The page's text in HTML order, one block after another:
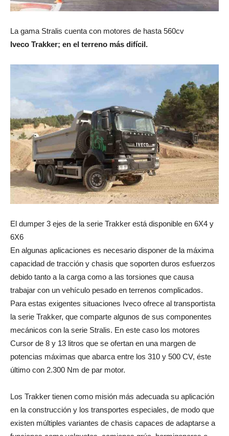
La gama Stralis cuenta con motores de hasta 560cv
Iveco Trakker; en el terreno más difícil.
El dumper 3 ejes de la serie Trakker está disponible en 6X4 y
6X6
En algunas aplicaciones es necesario disponer de la máxima
capacidad de tracción y chasis que soporten duros esfuerzos
debido tanto a la carga como a las torsiones que causa
trabajar con un vehículo pesado en terrenos complicados.
Para estas exigentes situaciones Iveco ofrece al transportista
la serie Trakker, que comparte algunos de sus componentes
mecánicos con la serie Stralis. En este caso los motores
Cursor de 8 y 13 litros que se ofertan en una margen de
potencias máximas que abarca entre los 310 y 500 CV, éste
último con 2.300 Nm de par motor.
Los Trakker tienen como misión más adecuada su aplicación
en la construcción y los transportes especiales, de modo que
existen múltiples variantes de chasis capaces de adaptarse a